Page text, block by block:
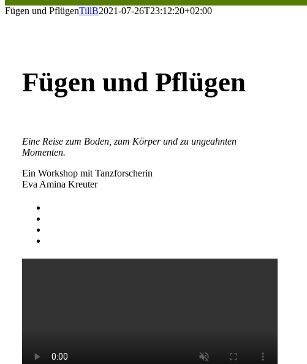
Fügen und PflügenTillB2021-07-26T23:12:20+02:00
Fügen und Pflügen
Eine Reise zum Boden, zum Körper und zu ungeahnten
Momenten.
Ein Workshop mit Tanzforscherin
Eva Amina Kreuter